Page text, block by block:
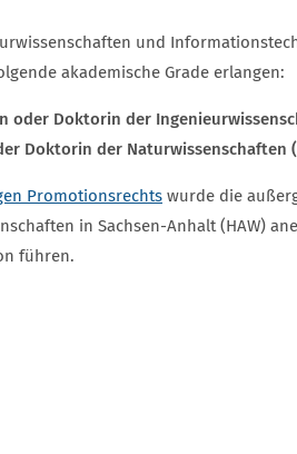
und
akademische Grade erlangen:
oder Doktorin der
Doktorin der Naturwissenschaften
Promotionsrechts wurde die
in Sachsen-Anhalt (HAW)
führen.